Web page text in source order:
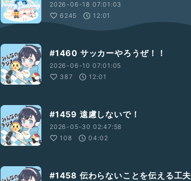
2026-06-18 07:01:03
6245
12:01
#1460 サッカーやろうぜ！！
2026-06-10 07:01:05
387
12:01
#1459 遠慮しないで！
2026-05-30 02:47:58
108
04:02
#1458 伝わらないことを伝える工夫